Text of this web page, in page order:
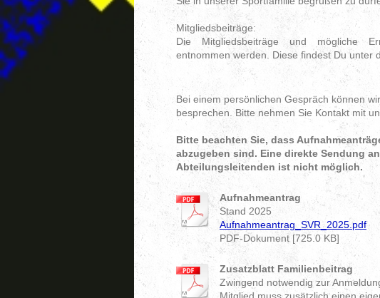
Mitgliedsbeiträge:
Die Mitgliedsbeiträge und mögliche
entnommen werden. Diese findest Du unter
Bei einem persönlichen Gespräch können
besprechen. Bitte nehmen Sie Kontakt mit
Bitte beachten Sie, dass
abzugeben sind. Eine direkte Sendung
Abteilungsleitenden ist nicht möglich.
Aufnahmeantrag
Stand 2025
Aufnahmeantrag_SVR_2025.pdf
PDF-Dokument [725.0 KB]
Zusatzblatt Familienbeitrag
Zwingend notwendig zur